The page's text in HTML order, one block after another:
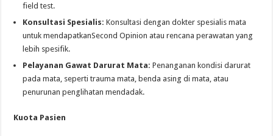
field test.
Konsultasi Spesialis: Konsultasi dengan dokter spesialis mata
untuk mendapatkanSecond Opinion atau rencana perawatan yang
lebih spesifik.
Pelayanan Gawat Darurat Mata: Penanganan kondisi darurat
pada mata, seperti trauma mata, benda asing di mata, atau
penurunan penglihatan mendadak.
Kuota Pasien